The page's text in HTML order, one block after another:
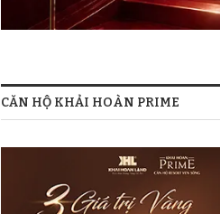
CĂN HỘ KHẢI HOÀN PRIME